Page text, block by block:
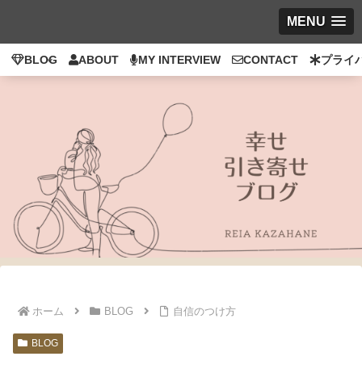
MENU
BLOG ABOUT MY INTERVIEW CONTACT プライ
ホーム BLOG 自信のつけ方
BLOG